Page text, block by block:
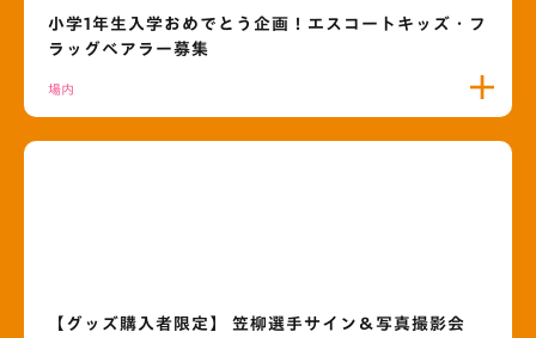
小学1年生入学おめでとう企画！エスコートキッズ・フ
ラッグベアラー募集
場内
【グッズ購入者限定】 笠柳選手サイン＆写真撮影会